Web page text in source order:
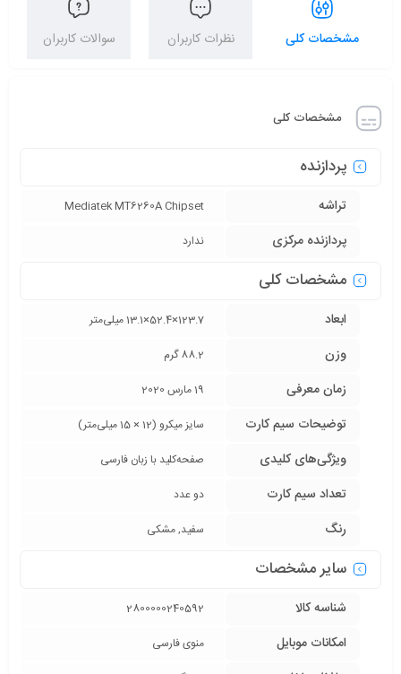
مشخصات کلی نظرات کاربران سوالات کاربران
مشخصات کلی
پردازنده
تراشه Mediatek MT6260A Chipset
پردازنده‌ مرکزی ندارد
مشخصات کلی
ابعاد 123.7×52.4×13.1 میلی‌متر
وزن 88.2 گرم
زمان معرفی 19 مارس 2020
توضیحات سیم کارت سایز میکرو (12 × 15 میلی‌متر)
ویژگی‌های کلیدی صفحه‌کلید با زبان فارسی
تعداد سیم کارت دو عدد
رنگ سفید, مشکی
سایر مشخصات
شناسه کالا 2800000240592
امکانات موبایل منوی فارسی